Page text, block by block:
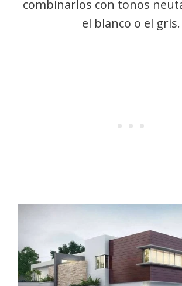
combinarlos con tonos
el blanco o el gris.